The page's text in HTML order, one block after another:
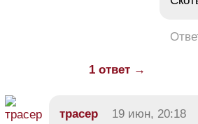
1 ответ →
трасер 19 июн, 20:18